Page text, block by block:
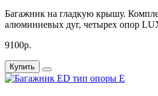
Багажник на гладкую крышу.
алюминиевых дуг, четырех опор
9100р.
Купить